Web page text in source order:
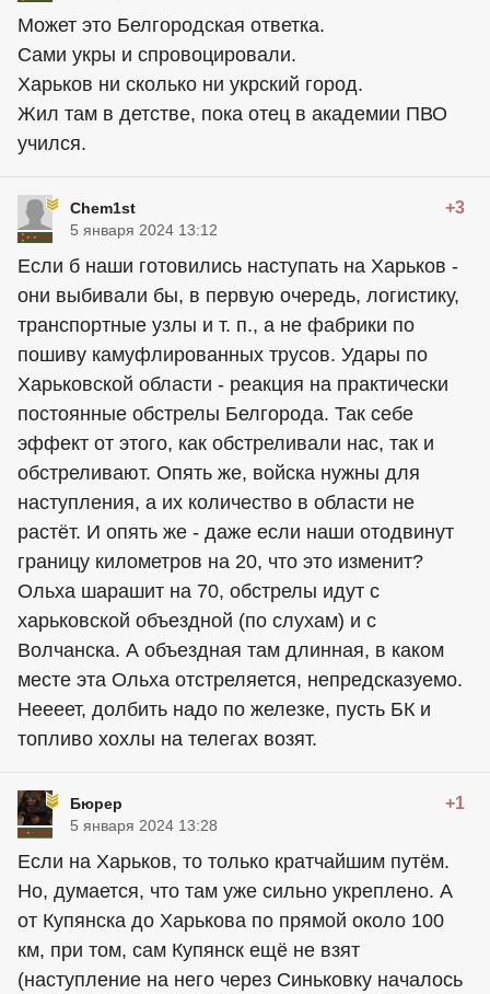
Может это Белгородская ответка.
Сами укры и спровоцировали.
Харьков ни сколько ни укрский город.
Жил там в детстве, пока отец в академии ПВО
учился.
Chem1st +3
5 января 2024 13:12
Если б наши готовились наступать на Харьков -
они выбивали бы, в первую очередь, логистику,
транспортные узлы и т. п., а не фабрики по
пошиву камуфлированных трусов. Удары по
Харьковской области - реакция на практически
постоянные обстрелы Белгорода. Так себе
эффект от этого, как обстреливали нас, так и
обстреливают. Опять же, войска нужны для
наступления, а их количество в области не
растёт. И опять же - даже если наши отодвинут
границу километров на 20, что это изменит?
Ольха шарашит на 70, обстрелы идут с
харьковской объездной (по слухам) и с
Волчанска. А объездная там длинная, в каком
месте эта Ольха отстреляется, непредсказуемо.
Неееет, долбить надо по железке, пусть БК и
топливо xoxлы на телегах возят.
Бюрер +1
5 января 2024 13:28
Если на Харьков, то только кратчайшим путём.
Но, думается, что там уже сильно укреплено. А
от Купянска до Харькова по прямой около 100
км, при том, сам Купянск ещё не взят
(наступление на него через Синьковку началось